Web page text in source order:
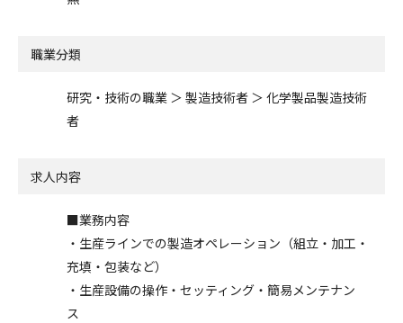
職業分類
研究・技術の職業 ＞ 製造技術者 ＞ 化学製品製造技術
者
求人内容
■業務内容
・生産ラインでの製造オペレーション（組立・加工・
充填・包装など）
・生産設備の操作・セッティング・簡易メンテナン
ス